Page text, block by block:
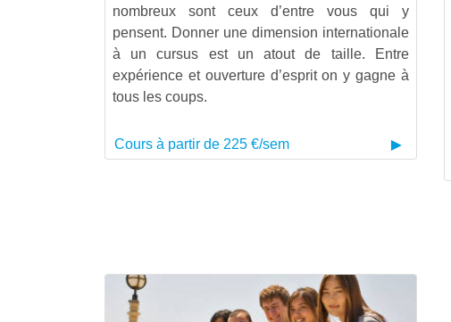
nombreux sont ceux d’entre vous qui y
pensent. Donner une dimension internationale
à un cursus est un atout de taille. Entre
expérience et ouverture d’esprit on y gagne à
tous les coups.
Cours à partir de 225 €/sem